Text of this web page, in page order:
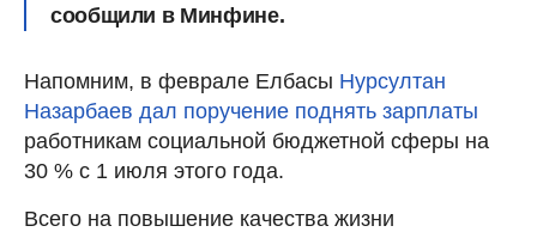
сообщили в Минфине.
Напомним, в феврале Елбасы Нурсултан
Назарбаев дал поручение поднять зарплаты
работникам социальной бюджетной сферы на
30 % с 1 июля этого года.
Всего на повышение качества жизни